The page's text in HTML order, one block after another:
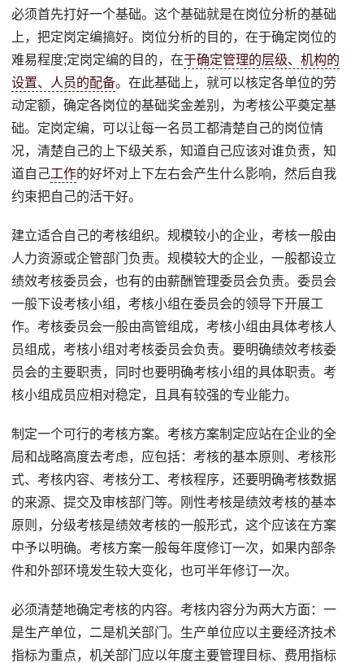
必须首先打好一个基础。这个基础就是在岗位分析的基础
上，把定岗定编搞好。岗位分析的目的，在于确定岗位的
难易程度;定岗定编的目的，在于确定管理的层级、机构的
设置、人员的配备。在此基础上，就可以核定各单位的劳
动定额，确定各岗位的基础奖金差别，为考核公平奠定基
础。定岗定编，可以让每一名员工都清楚自己的岗位情
况，清楚自己的上下级关系，知道自己应该对谁负责，知
道自己工作的好坏对上下左右会产生什么影响，然后自我
约束把自己的活干好。
建立适合自己的考核组织。规模较小的企业，考核一般由
人力资源或企管部门负责。规模较大的企业，一般都设立
绩效考核委员会，也有的由薪酬管理委员会负责。委员会
一般下设考核小组，考核小组在委员会的领导下开展工
作。考核委员会一般由高管组成，考核小组由具体考核人
员组成，考核小组对考核委员会负责。要明确绩效考核委
员会的主要职责，同时也要明确考核小组的具体职责。考
核小组成员应相对稳定，且具有较强的专业能力。
制定一个可行的考核方案。考核方案制定应站在企业的全
局和战略高度去考虑，应包括：考核的基本原则、考核形
式、考核内容、考核分工、考核程序，还要明确考核数据
的来源、提交及审核部门等。刚性考核是绩效考核的基本
原则，分级考核是绩效考核的一般形式，这个应该在方案
中予以明确。考核方案一般每年度修订一次，如果内部条
件和外部环境发生较大变化，也可半年修订一次。
必须清楚地确定考核的内容。考核内容分为两大方面：一
是生产单位，二是机关部门。生产单位应以主要经济技术
指标为重点，机关部门应以年度主要管理目标、费用指标